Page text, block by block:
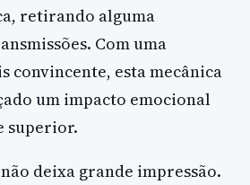
retirando alguma
Com uma
convincente, esta mecânica
um impacto emocional
superior.
deixa grande impressão.